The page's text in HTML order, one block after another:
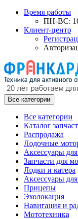
Время работы
ПН-ВС:
Клиент-центр
Все категории
Все категории
Каталог
Распродажа
Лодочные
Аксессуары
Запчасти для
Лодки и катера
Аксессуары
Прицепы
Эхолокация
Навигация и
Мототехника